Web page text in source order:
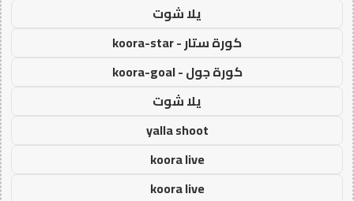
يلا شوت
كورة ستار - koora-star
كورة جول - koora-goal
يلا شوت
yalla shoot
koora live
koora live